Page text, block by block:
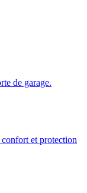
de garage.
et protection